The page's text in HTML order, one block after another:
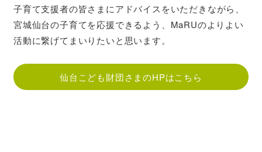
子育て支援者の皆さまにアドバイスをいただきながら、
宮城仙台の子育てを応援できるよう、MaRUのよりよい
活動に繋げてまいりたいと思います。
仙台こども財団さまのHPはこちら